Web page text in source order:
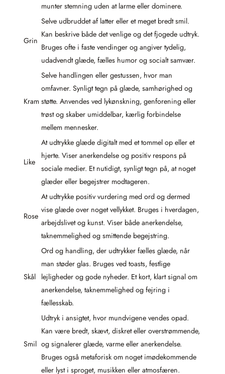
munter stemning uden at larme eller dominere.
Grin
Selve udbruddet af latter eller et meget bredt smil.
Kan beskrive både det venlige og det fjogede udtryk.
Bruges ofte i faste vendinger og angiver tydelig,
udadvendt glæde, fælles humor og socialt samvær.
Kram
Selve handlingen eller gestussen, hvor man
omfavner. Synligt tegn på glæde, samhørighed og
støtte. Anvendes ved lykønskning, genforening eller
trøst og skaber umiddelbar, kærlig forbindelse
mellem mennesker.
Like
At udtrykke glæde digitalt med et tommel op eller et
hjerte. Viser anerkendelse og positiv respons på
sociale medier. Et nutidigt, synligt tegn på, at noget
glæder eller begejstrer modtageren.
Rose
At udtrykke positiv vurdering med ord og dermed
vise glæde over noget vellykket. Bruges i hverdagen,
arbejdslivet og kunst. Viser både anerkendelse,
taknemmelighed og smittende begejstring.
Skål
Ord og handling, der udtrykker fælles glæde, når
man støder glas. Bruges ved toasts, festlige
lejligheder og gode nyheder. Et kort, klart signal om
anerkendelse, taknemmelighed og fejring i
fællesskab.
Smil
Udtryk i ansigtet, hvor mundvigene vendes opad.
Kan være bredt, skævt, diskret eller overstrømmende,
og signalerer glæde, varme eller anerkendelse.
Bruges også metaforisk om noget imødekommende
eller lyst i sproget, musikken eller atmosfæren.